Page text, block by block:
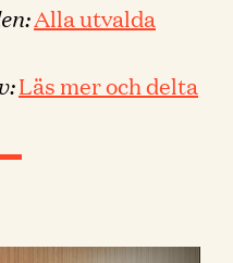
Alla utvalda
Läs mer och delta